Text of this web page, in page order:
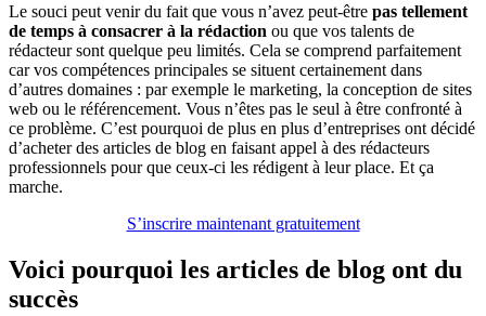
Le souci peut venir du fait que vous n’avez peut-être pas tellement
de temps à consacrer à la rédaction ou que vos talents de
rédacteur sont quelque peu limités. Cela se comprend parfaitement
car vos compétences principales se situent certainement dans
d’autres domaines : par exemple le marketing, la conception de sites
web ou le référencement. Vous n’êtes pas le seul à être confronté à
ce problème. C’est pourquoi de plus en plus d’entreprises ont décidé
d’acheter des articles de blog en faisant appel à des rédacteurs
professionnels pour que ceux-ci les rédigent à leur place. Et ça
marche.
S’inscrire maintenant gratuitement
Voici pourquoi les articles de blog ont du
succès